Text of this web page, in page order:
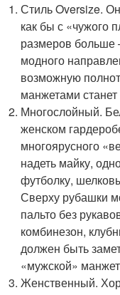
Стиль Oversize.
как бы с «чужого
размеров больше
модного
возможную
манжетами
Многослойный.
женском
многоярусного
надеть майку,
футболку,
Сверху рубашки
пальто без
комбинезон,
должен быть
«мужской»
Женственный.